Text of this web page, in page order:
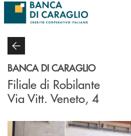
Salta al contenuto principale
BANCA DI CARAGLIO
Filiale di Robilante
Via Vitt. Veneto, 4